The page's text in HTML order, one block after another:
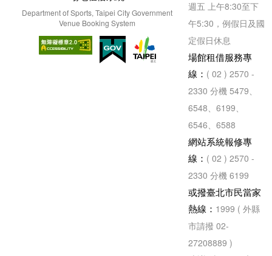
Department of Sports, Taipei City Government
Venue Booking System
週五 上午8:30至下
午5:30，例假日及國
定假日休息
場館租借服務專
線： ( 02 ) 2570 -
2330 分機 5479、
6548、6199、
6546、6588
網站系統報修專
線： ( 02 ) 2570 -
2330 分機 6199
或撥臺北市民當家
熱線： 1999 ( 外縣
市請撥 02-
27208889 )